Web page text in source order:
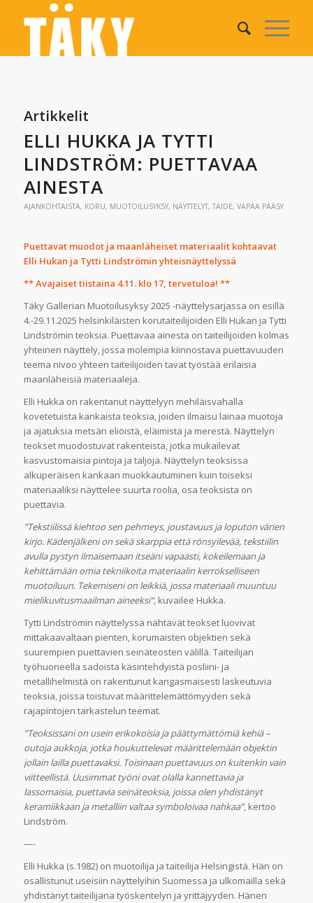
Artikkelit
ELLI HUKKA JA TYTTI
LINDSTRÖM: PUETTAVAA
AINESTA
AJANKOHTAISTA, KORU, MUOTOILUSYKSY, NÄYTTELYT, TAIDE, VAPAA PÄÄSY
Puettavat muodot ja maanläheiset materiaalit kohtaavat
Elli Hukan ja Tytti Lindströmin yhteisnäyttelyssä
** Avajaiset tiistaina 4.11. klo 17, tervetuloa! **
Täky Gallerian Muotoilusyksy 2025 -näyttelysarjassa on esillä
4.-29.11.2025 helsinkiläisten korutaiteilijoiden Elli Hukan ja Tytti
Lindströmin teoksia. Puettavaa ainesta on taiteilijoiden kolmas
yhteinen näyttely, jossa molempia kiinnostava puettavuuden
teema nivoo yhteen taiteilijoiden tavat työstää erilaisia
maanläheisiä materiaaleja.
Elli Hukka on rakentanut näyttelyyn mehiläisvahalla
kovetetuista kankaista teoksia, joiden ilmaisu lainaa muotoja
ja ajatuksia metsän eliöistä, eläimistä ja merestä. Näyttelyn
teokset muodostuvat rakenteista, jotka mukailevat
kasvustomaisia pintoja ja taljoja. Näyttelyn teoksissa
alkuperäisen kankaan muokkautuminen kuin toiseksi
materiaaliksi näyttelee suurta roolia, osa teoksista on
puettavia.
”Tekstiilissä kiehtoo sen pehmeys, joustavuus ja loputon värien
kirjo. Kädenjälkeni on sekä skarppia että rönsyilevää, tekstiilin
avulla pystyn ilmaisemaan itseäni vapaasti, kokeilemaan ja
kehittämään omia tekniikoita materiaalin kerrokselliseen
muotoiluun. Tekemiseni on leikkiä, jossa materiaali muuntuu
mielikuvitusmaailman aineeksi“,kuvailee Hukka.
Tytti Lindströmin näyttelyssä nähtävät teokset luovivat
mittakaavaltaan pienten, korumaisten objektien sekä
suurempien puettavien seinäteosten välillä. Taiteilijan
työhuoneella sadoista käsintehdyistä posliini- ja
metallihelmistä on rakentunut kangasmaisesti laskeutuvia
teoksia, joissa toistuvat määrittelemättömyyden sekä
rajapintojen tarkastelun teemat.
”Teoksissani on usein erikokoisia ja päättymättömiä kehiä –
outoja aukkoja, jotka houkuttelevat määrittelemään objektin
jollain lailla puettavaksi. Toisinaan puettavuus on kuitenkin vain
viitteellistä. Uusimmat työni ovat olalla kannettavia ja
lassomaisia, puettavia seinäteoksia, joissa olen yhdistänyt
keramiikkaan ja metalliin valtaa symboloivaa nahkaa”, kertoo
Lindström.
—-
Elli Hukka (s.1982) on muotoilija ja taiteilija Helsingistä. Hän on
osallistunut useisiin näyttelyihin Suomessa ja ulkomailla sekä
yhdistänyt taiteilijana työskentelyn ja yrittäjyyden. Hänen